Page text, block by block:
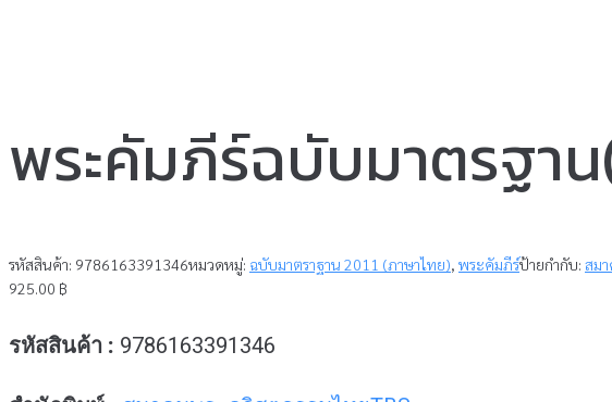
พระคัมภีร์ฉบับมาตรฐา
รหัสสินค้า: 9786163391346หมวดหมู่: ฉบับมาตราฐาน 2011 (ภาษาไทย), พระคัมภีร์ป้ายกำกับ: สม
925.00 ฿
รหัสสินค้า : 9786163391346